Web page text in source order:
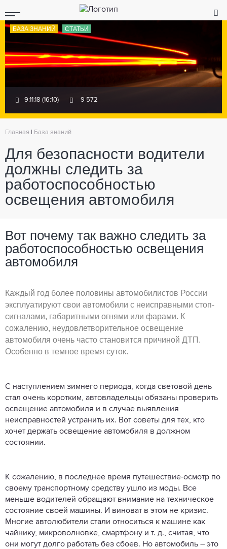
БАЗА ЗНАНИЙ СТАТЬИ
9.11.18 (16:10) 9 572
Главная База знаний
Для безопасности водители
должны следить за
работоспособностью
освещения автомобиля
Вот почему так важно следить за
работоспособностью освещения
автомобиля
Каждый год более половины автомобилистов России
эксплуатируют свои автомобили с неисправными стоп-
сигналами, габаритными огнями или фарами. К
сожалению, неудовлетворительное освещение
автомобиля очень часто становится причиной ДТП.
Особенно в темное время суток.
С наступлением зимнего периода, когда световой день
стал очень коротким, автовладельцы обязаны проверить
освещение автомобиля и в случае выявления
неисправностей устранить их. Вот советы для тех, кто
хочет держать освещение автомобиля в должном
состоянии.
К сожалению, в последнее время путешествие-осмотр по
своему транспортному средству ушло из моды. Все
меньше водителей обращают внимание на техническое
состояние своей машины. И виноват в этом не кризис.
Многие автолюбители стали относиться к машине как
чайнику, микроволновке, смартфону и т. д., считая, что
они могут долго работать без сбоев. Но автомобиль – это